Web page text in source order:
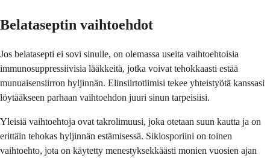
Belataseptin vaihtoehdot
Jos belatasepti ei sovi sinulle, on olemassa useita vaihtoehtoisia
immunosuppressiivisia lääkkeitä, jotka voivat tehokkaasti estää
munuaisensiirron hyljinnän. Elinsiirtotiimisi tekee yhteistyötä kanssasi
löytääkseen parhaan vaihtoehdon juuri sinun tarpeisiisi.
Yleisiä vaihtoehtoja ovat takrolimuusi, joka otetaan suun kautta ja on
erittäin tehokas hyljinnän estämisessä. Siklosporiini on toinen
vaihtoehto, jota on käytetty menestyksekkäästi monien vuosien ajan